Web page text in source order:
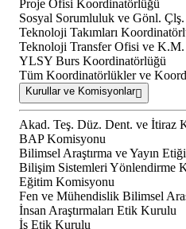
Proje Ofisi Koordinatörlüğü
Sosyal Sorumluluk ve Gönl.
Teknoloji Takımları
Teknoloji Transfer Ofisi ve
YLSY Burs Koordinatörlüğü
Tüm Koordinatörlükler ve
Kurullar ve Komisyonlar
Akad. Teş. Düz. Dent. ve İtiraz
BAP Komisyonu
Bilimsel Araştırma ve Yayın
Bilişim Sistemleri Yönlendirme
Eğitim Komisyonu
Fen ve Mühendislik Bilimsel
İnsan Araştırmaları Etik Kurulu
İş Etik Kurulu